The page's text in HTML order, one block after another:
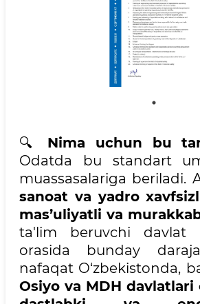
🔍 Nima uchun bu
Odatda bu standart
muassasalariga beriladi.
sanoat va yadro
mas’uliyatli va
ta'lim beruvchi davlat
orasida bunday
nafaqat O‘zbekistonda,
Osiyo va MDH davlatlari